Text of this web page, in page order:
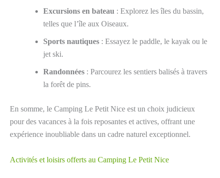
Excursions en bateau : Explorez les îles du bassin,
telles que l’île aux Oiseaux.
Sports nautiques : Essayez le paddle, le kayak ou le
jet ski.
Randonnées : Parcourez les sentiers balisés à travers
la forêt de pins.
En somme, le Camping Le Petit Nice est un choix judicieux
pour des vacances à la fois reposantes et actives, offrant une
expérience inoubliable dans un cadre naturel exceptionnel.
Activités et loisirs offerts au Camping Le Petit Nice